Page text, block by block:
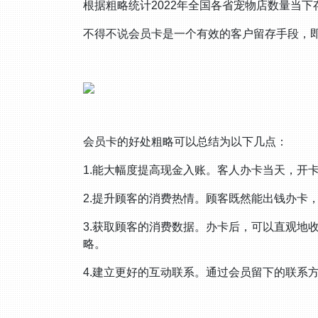
根据粗略统计2022年全国各省宠物店数量当
不得不说会员卡是一个有效的客户留存手段，
会员卡的好处粗略可以总结为以下几点：
1.能大幅度提高现金入账。客人办卡当天，开
2.提升顾客的消费热情。顾客既然能出钱办卡
3.获取顾客的消费数据。办卡后，可以直观地
略。
4.建立更好的互动联系。通过会员留下的联系